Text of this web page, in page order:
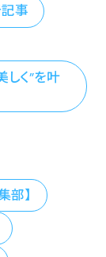
記事
く”を叶
部】